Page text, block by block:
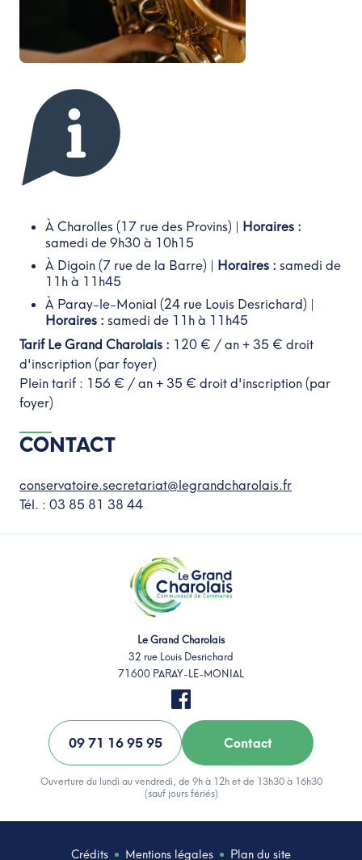
À Charolles (17 rue des Provins) | Horaires :
samedi de 9h30 à 10h15
À Digoin (7 rue de la Barre) | Horaires : samedi de
11h à 11h45
À Paray-le-Monial (24 rue Louis Desrichard) |
Horaires : samedi de 11h à 11h45
Tarif Le Grand Charolais : 120 € / an + 35 € droit
d'inscription (par foyer)
Plein tarif : 156 € / an + 35 € droit d'inscription (par
foyer)
CONTACT
conservatoire.secretariat@legrandcharolais.fr
Tél. : 03 85 81 38 44
Le Grand Charolais
32 rue Louis Desrichard
71600 PARAY-LE-MONIAL
09 71 16 95 95 Contact
Ouverture du lundi au vendredi, de 9h à 12h et de 13h30 à 16h30
(sauf jours fériés)
Crédits Mentions légales Plan du site